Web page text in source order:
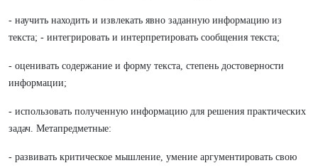
- научить находить и извлекать явно заданную информацию из
текста; - интегрировать и интерпретировать сообщения текста;
- оценивать содержание и форму текста, степень достоверности
информации;
- использовать полученную информацию для решения практических
задач. Метапредметные:
- развивать критическое мышление, умение аргументировать свою